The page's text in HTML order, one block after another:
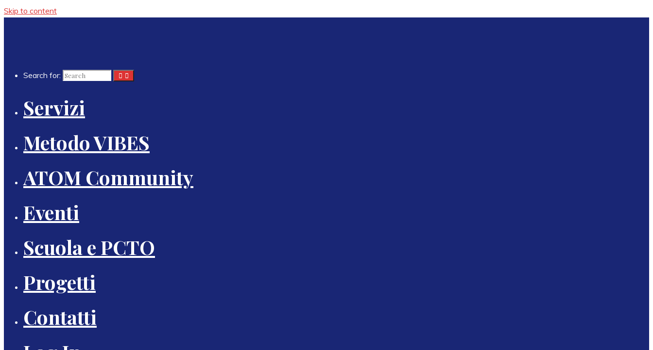
Skip to content
Search for:
Servizi
Metodo VIBES
ATOM Community
Eventi
Scuola e PCTO
Progetti
Contatti